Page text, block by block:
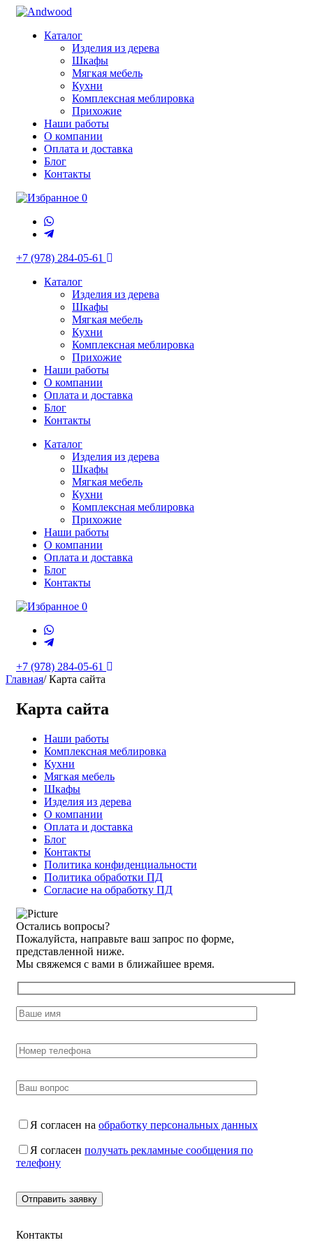
Каталог
Изделия из дерева
Шкафы
Мягкая мебель
Кухни
Комплексная меблировка
Прихожие
Наши работы
О компании
Оплата и доставка
Блог
Контакты
0
+7 (978) 284-05-61
Каталог
Изделия из дерева
Шкафы
Мягкая мебель
Кухни
Комплексная меблировка
Прихожие
Наши работы
О компании
Оплата и доставка
Блог
Контакты
Каталог
Изделия из дерева
Шкафы
Мягкая мебель
Кухни
Комплексная меблировка
Прихожие
Наши работы
О компании
Оплата и доставка
Блог
Контакты
0
+7 (978) 284-05-61
Главная/ Карта сайта
Карта сайта
Наши работы
Комплексная меблировка
Кухни
Мягкая мебель
Шкафы
Изделия из дерева
О компании
Оплата и доставка
Блог
Контакты
Политика конфиденциальности
Политика обработки ПД
Согласие на обработку ПД
Остались вопросы?
Пожалуйста, направьте ваш запрос по форме,
представленной ниже.
Мы свяжемся с вами в ближайшее время.
Я согласен на обработку персональных данных
Я согласен получать рекламные сообщения по
телефону
Контакты